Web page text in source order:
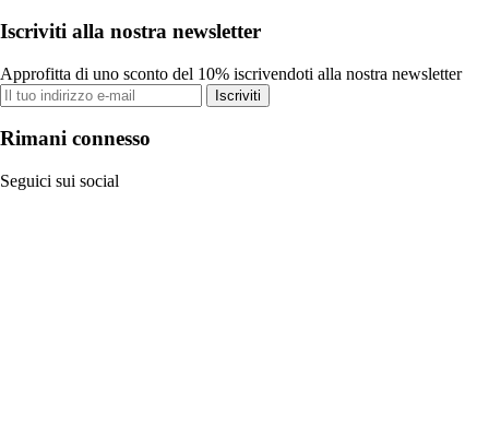
Iscriviti alla nostra newsletter
Approfitta di uno sconto del 10% iscrivendoti alla nostra newsletter
Iscriviti
Rimani connesso
Seguici sui social